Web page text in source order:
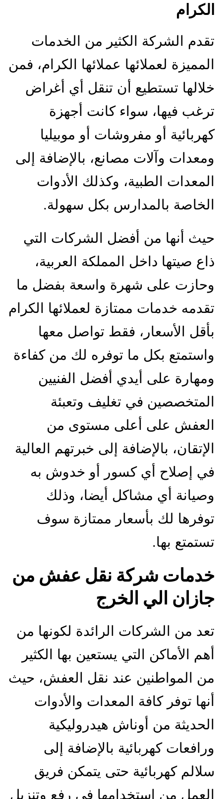
الكرام
تقدم الشركة الكثير من الخدمات
المميزة لعملائها عملائها الكرام، فمن
خلالها تستطيع أن تنقل أي أغراض
ترغب فيها، سواء كانت أجهزة
كهربائية أو مفروشات أو موبيليا
ومعدات وآلات مصانع، بالإضافة إلى
المعدات الطبية، وكذلك الأدوات
الخاصة بالمدارس بكل سهولة.
حيث أنها من أفضل الشركات التي
ذاع صيتها داخل المملكة العربية،
وحازت على شهرة واسعة بفضل ما
تقدمه خدمات ممتازة لعملائها الكرام
بأقل الأسعار، فقط تواصل معها
واستمتع بكل ما توفره لك من كفاءة
ومهارة على أيدي أفضل الفنيين
المتخصصين في تغليف وتعبئة
العفش على أعلى مستوى من
الإتقان، بالإضافة إلى خبرتهم العالية
في إصلاح أي كسور أو خدوش به
وصيانة أي مشاكل أيضا، وذلك
توفرها لك بأسعار ممتازة سوف
تستمتع بها.
خدمات شركة نقل عفش من
جازان الي الخرج
تعد من الشركات الرائدة لكونها من
أهم الأماكن التي يستعين بها الكثير
من المواطنين عند نقل العفش، حيث
أنها توفر كافة المعدات والأدوات
الحديثة من أوناش هيدروليكية
ورافعات كهربائية بالإضافة إلى
سلالم كهربائية حتى يتمكن فريق
العمل من استخدامها في رفع وتنزيل